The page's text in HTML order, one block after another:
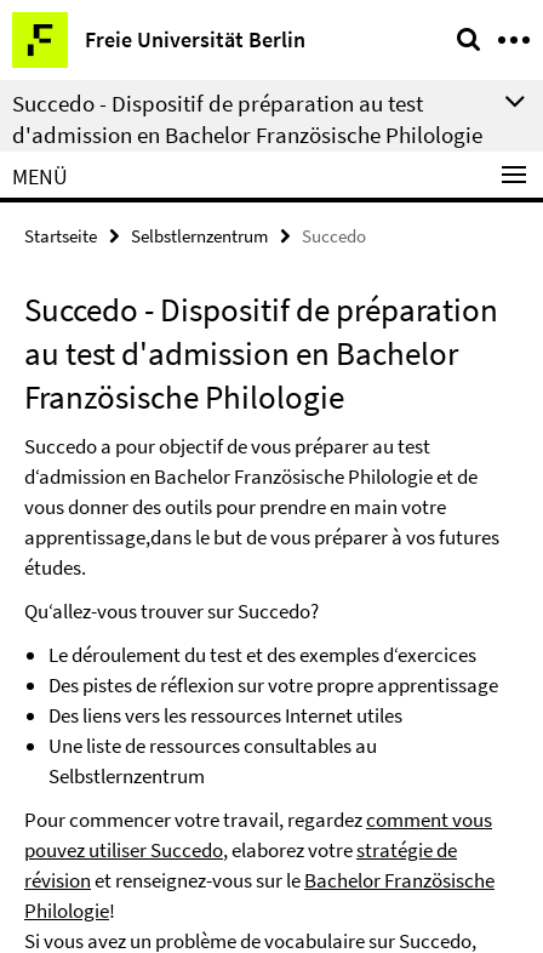
Springe
direkt
zu
Inhalt
Freie Universität Berlin
Service-
Navigation
Succedo - Dispositif de préparation au test
d'admission en Bachelor Französische Philologie
MENÜ
Startseite Selbstlernzentrum Succedo
Succedo - Dispositif de préparation
au test d'admission en Bachelor
Französische Philologie
Succedoa pourobjectifdevouspréparerautest
d‘admissionen Bachelor Französische Philologie et de
vousdonner desoutilspourprendreen mainvotre
apprentissage,dansle but devousprépareràvosfutures
études.
Qu‘allez-voustrouversurSuccedo?
Ledéroulementdutestet desexemplesd‘exercices
Despistesderéflexionsurvotrepropreapprentissage
DesliensverslesressourcesInternetutiles
Uneliste deressourcesconsultablesau
Selbstlernzentrum
Pour commencer votre travail, regardezcomment vous
pouvez utiliser Succedo, elaborez votrestratégie de
révisionet renseignez-vous sur leBachelor Französische
Philologie!
Si vous avez un problème de vocabulaire sur Succedo,